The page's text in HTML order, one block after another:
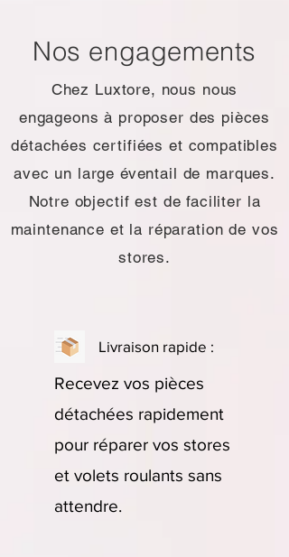
Nos engagements
Chez Luxtore, nous nous
engageons à proposer des pièces
détachées certifiées et compatibles
avec un large éventail de marques.
Notre objectif est de faciliter la
maintenance et la réparation de vos
stores.
Livraison rapide :
Recevez vos pièces
détachées rapidement
pour réparer vos stores
et volets roulants sans
attendre.